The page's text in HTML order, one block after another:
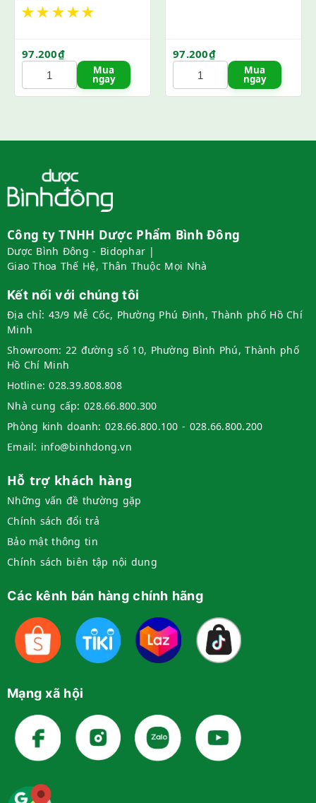
★★★★★
97.200₫
Mua
ngay
97.200₫
Mua
ngay
Công ty TNHH Dược Phẩm Bình Đông
Dược Bình Đông - Bidophar |
Giao Thoa Thế Hệ, Thân Thuộc Mọi Nhà
Kết nối với chúng tôi
Địa chỉ: 43/9 Mễ Cốc, Phường Phú Định, Thành phố Hồ Chí
Minh
Showroom: 22 đường số 10, Phường Bình Phú, Thành phố
Hồ Chí Minh
Hotline: 028.39.808.808
Nhà cung cấp: 028.66.800.300
Phòng kinh doanh: 028.66.800.100 - 028.66.800.200
Email: info@binhdong.vn
Hỗ trợ khách hàng
Những vấn đề thường gặp
Chính sách đổi trả
Bảo mật thông tin
Chính sách biên tập nội dung
Các kênh bán hàng chính hãng
Mạng xã hội